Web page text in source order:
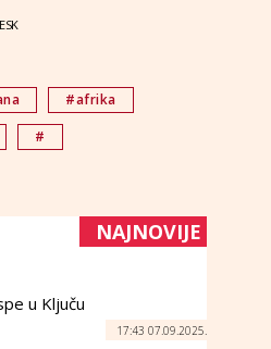
#afrika
#
NAJNOVIJE
u Ključu
17:43 07.09.2025.